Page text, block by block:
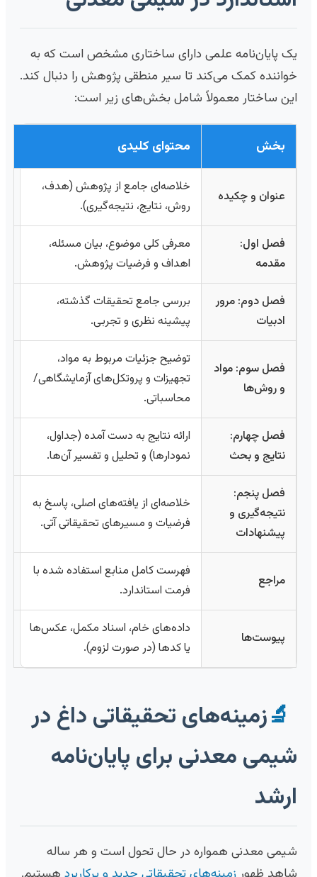
یک پایان‌نامه علمی دارای ساختاری مشخص است که به
خواننده کمک می‌کند تا سیر منطقی پژوهش را دنبال کند.
این ساختار معمولاً شامل بخش‌های زیر است:
بخش محتوای کلیدی
عنوان و چکیده
خلاصه‌ای جامع از پژوهش (هدف،
روش، نتایج، نتیجه‌گیری).
فصل اول:
مقدمه
معرفی کلی موضوع، بیان مسئله،
اهداف و فرضیات پژوهش.
فصل دوم: مرور
ادبیات
بررسی جامع تحقیقات گذشته،
پیشینه نظری و تجربی.
فصل سوم: مواد
و روش‌ها
توضیح جزئیات مربوط به مواد،
تجهیزات و پروتکل‌های آزمایشگاهی/
محاسباتی.
فصل چهارم:
نتایج و بحث
ارائه نتایج به دست آمده (جداول،
نمودارها) و تحلیل و تفسیر آن‌ها.
فصل پنجم:
نتیجه‌گیری و
پیشنهادات
خلاصه‌ای از یافته‌های اصلی، پاسخ به
فرضیات و مسیرهای تحقیقاتی آتی.
مراجع
فهرست کامل منابع استفاده شده با
فرمت استاندارد.
پیوست‌ها
داده‌های خام، اسناد مکمل، عکس‌ها
یا کدها (در صورت لزوم).
🔬زمینه‌های تحقیقاتی داغ در
شیمی معدنی برای پایان‌نامه
ارشد
شیمی معدنی همواره در حال تحول است و هر ساله